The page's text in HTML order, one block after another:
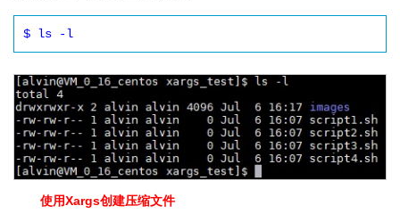
$ ls -l
使用Xargs创建压缩文件